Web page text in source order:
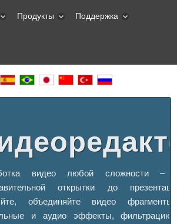
Продукты Поддержка
видео любой сложности –
открытки до
объединяйте видео
и аудио эффекты, фильтрацию